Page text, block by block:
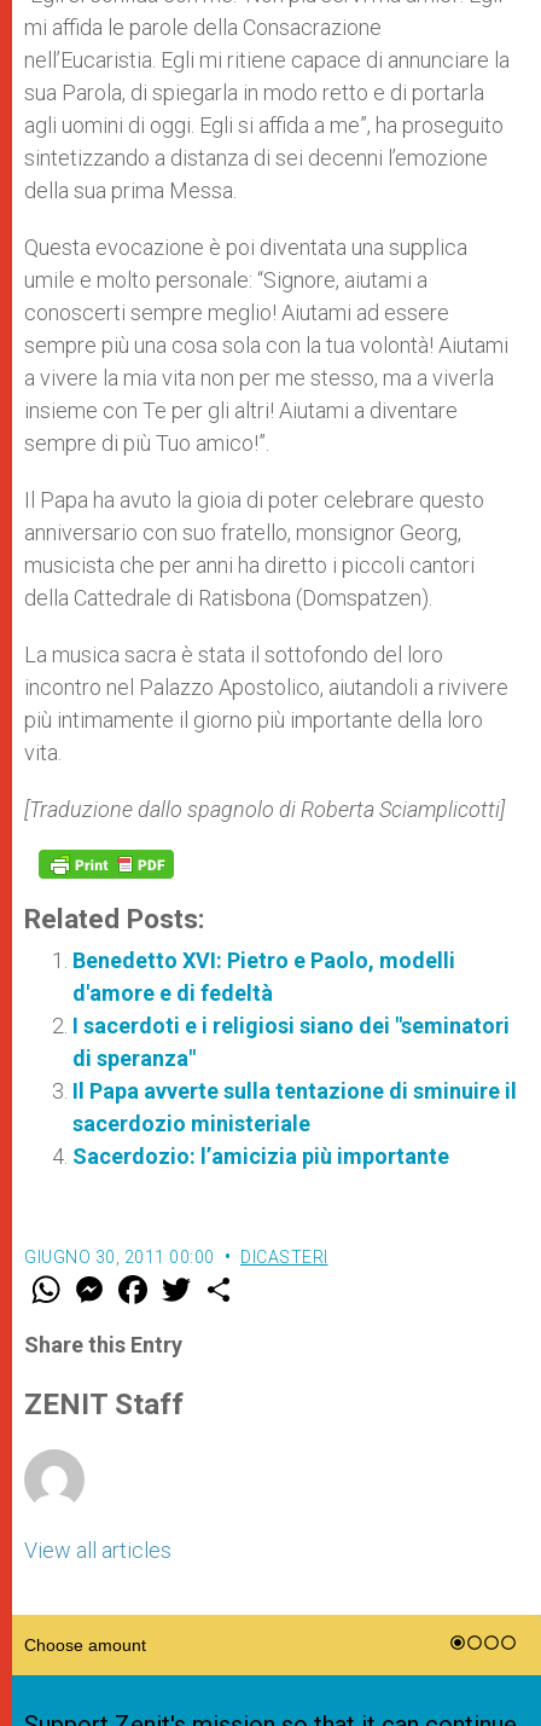
mi affida le parole della Consacrazione
nell’Eucaristia. Egli mi ritiene capace di annunciare la
sua Parola, di spiegarla in modo retto e di portarla
agli uomini di oggi. Egli si affida a me”, ha proseguito
sintetizzando a distanza di sei decenni l’emozione
della sua prima Messa.
Questa evocazione è poi diventata una supplica
umile e molto personale: “Signore, aiutami a
conoscerti sempre meglio! Aiutami ad essere
sempre più una cosa sola con la tua volontà! Aiutami
a vivere la mia vita non per me stesso, ma a viverla
insieme con Te per gli altri! Aiutami a diventare
sempre di più Tuo amico!”.
Il Papa ha avuto la gioia di poter celebrare questo
anniversario con suo fratello, monsignor Georg,
musicista che per anni ha diretto i piccoli cantori
della Cattedrale di Ratisbona (Domspatzen).
La musica sacra è stata il sottofondo del loro
incontro nel Palazzo Apostolico, aiutandoli a rivivere
più intimamente il giorno più importante della loro
vita.
[Traduzione dallo spagnolo di Roberta Sciamplicotti]
Related Posts:
Benedetto XVI: Pietro e Paolo, modelli
d'amore e di fedeltà
I sacerdoti e i religiosi siano dei "seminatori
di speranza"
Il Papa avverte sulla tentazione di sminuire il
sacerdozio ministeriale
Sacerdozio: l’amicizia più importante
GIUGNO 30, 2011 00:00 DICASTERI
W
t
s
p
p
M
e
s
e
g
e
F
a
e
b
o
k
w
Share this Entry
ZENIT Staff
View all articles